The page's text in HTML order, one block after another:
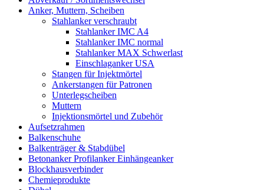
Anker, Muttern, Scheiben
Stahlanker verschraubt
Stahlanker IMC A4
Stahlanker IMC normal
Stahlanker MAX Schwerlast
Einschlaganker USA
Stangen für Injektmörtel
Ankerstangen für Patronen
Unterlegscheiben
Muttern
Injektionsmörtel und Zubehör
Aufsetzrahmen
Balkenschuhe
Balkenträger & Stabdübel
Betonanker Profilanker Einhängeanker
Blockhausverbinder
Chemieprodukte